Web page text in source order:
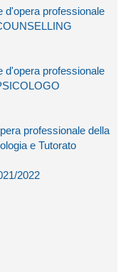
d'opera professionale
d'opera professionale
professionale della
e Tutorato
2022